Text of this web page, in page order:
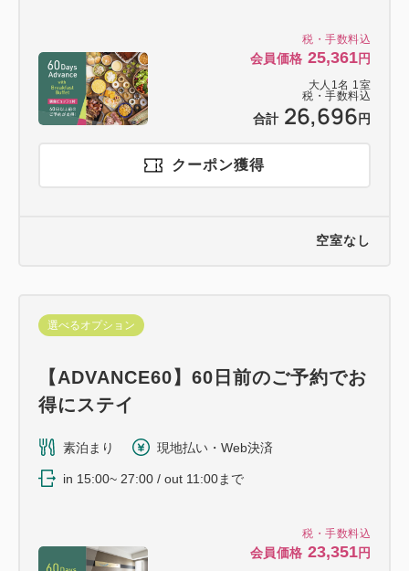
税・手数料込
会員価格 25,361円
大人 1名 1室
税・手数料込
合計 26,696 円
クーポン獲得
空室なし
税・手数料込
会員価格 23,351円
選べるオプション
【ADVANCE60】60日前のご予約でお
得にステイ
素泊まり 現地払い・Web決済
in 15:00~ 27:00 / out 11:00まで